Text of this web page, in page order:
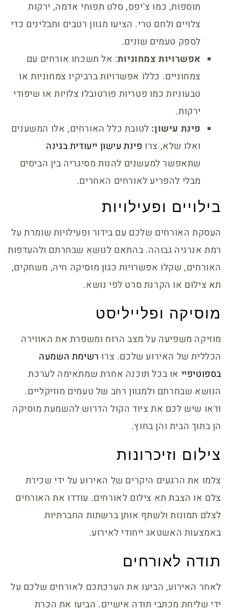
תוספות, כמו צ'יפס, סלט תפוחי אדמה, ירקות
צלויים ולחם טרי. הציעו מגוון רטבים ותבלינים כדי
לספק טעמים שונים.
אפשרויות צמחוניות: אל תשכחו אורחים עם
צמחוניים. כללו אפשרויות ברביקיו צמחוניות או
טבעוניות כמו פטריות פורטובלו צלויות או שיפודי
ירקות.
פינת עישון: לטובת כלל האורחים, אלו המשענים
ואלו שלא, צרו פינת עישון ייעודית בגינה
שתאפשר למעשנים להנות מסיגריה בין הביסים
מבלי להפריע לאורחים האחרים.
בילויים ופעילויות
העסקת האורחים שלכם עם בידור ופעילויות שומרת על
רמת אנרגיה גבוהה. בהתאם לנושא שבחרתם ולהעדפות
האורחים, שקלו אפשרויות כגון מוסיקה חיה, משחקים,
תא צילום או הקרנת סרט לפי נושא.
מוסיקה ופלייליסט
מוזיקה משפיעה על מצב הרוח ומשפרת את האווירה
הכללית של האירוע שלכם. צרו רשימת השמעה
בספוטיפיי או בכל תוכנה אחרת שמתאימה לערכת
הנושא שבחרתם ולמגוון רחב של טעמים מוזיקליים.
ודאו שיש לכם את ציוד הקול הדרוש להשמעת מוסיקה
הן בתוך הבית והן בחוץ.
צילום וזיכרונות
צלמו את הרגעים היקרים של האירוע על ידי שכירת
צלם או הצבת תא צילום לאורחים. עודדו את האורחים
לצלם תמונות ולשתף אותן ברשתות החברתיות
באמצעות האשטאג ייחודי לאירוע.
תודה לאורחים
לאחר האירוע, הביעו את הערכתכם לאורחים שלכם על
ידי שליחת מכתבי תודה אישיים. הביעו את הכרת